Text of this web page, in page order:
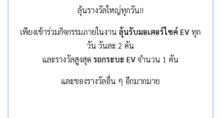
ลุ้นรางวัลใหญ่ทุกวัน!!
เพียงเข้าร่วมกิจกรรมภายในงาน ลุ้นรับมอเตอร์ไซค์ EVทุก
วัน วันละ 2 คัน
และรางวัลสูงสุด รถกระบะ EVจํานวน 1 คัน
และของรางวัลอื่น ๆ อีกมากมาย